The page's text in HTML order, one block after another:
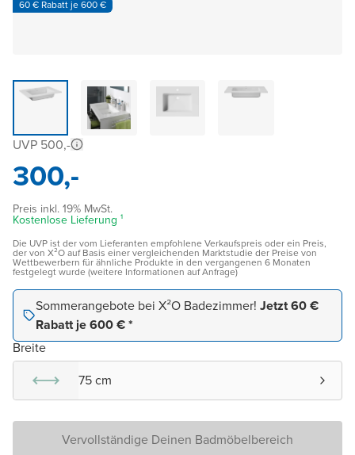
60 € Rabatt je 600 €
UVP 500,-
300,-
Preis inkl. 19% MwSt.
Kostenlose Lieferung ¹
Die UVP ist der vom Lieferanten empfohlene Verkaufspreis oder ein Preis,
der von X²O auf Basis einer vergleichenden Marktstudie der Preise von
Wettbewerbern für ähnliche Produkte in den vergangenen 6 Monaten
festgelegt wurde (weitere Informationen auf Anfrage)
Sommerangebote bei X²O Badezimmer! Jetzt 60 €
Rabatt je 600 € *
Breite
75 cm
Vervollständige Deinen Badmöbelbereich